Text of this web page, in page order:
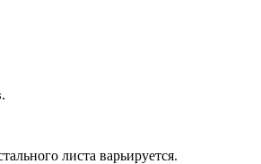
листа варьируется.